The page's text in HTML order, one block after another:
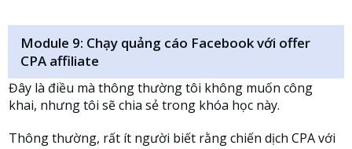
Module 9: Chạy quảng cáo Facebook với offer
CPA affiliate
Đây là điều mà thông thường tôi không muốn công
khai, nhưng tôi sẽ chia sẻ trong khóa học này.
Thông thường, rất ít người biết rằng chiến dịch CPA với